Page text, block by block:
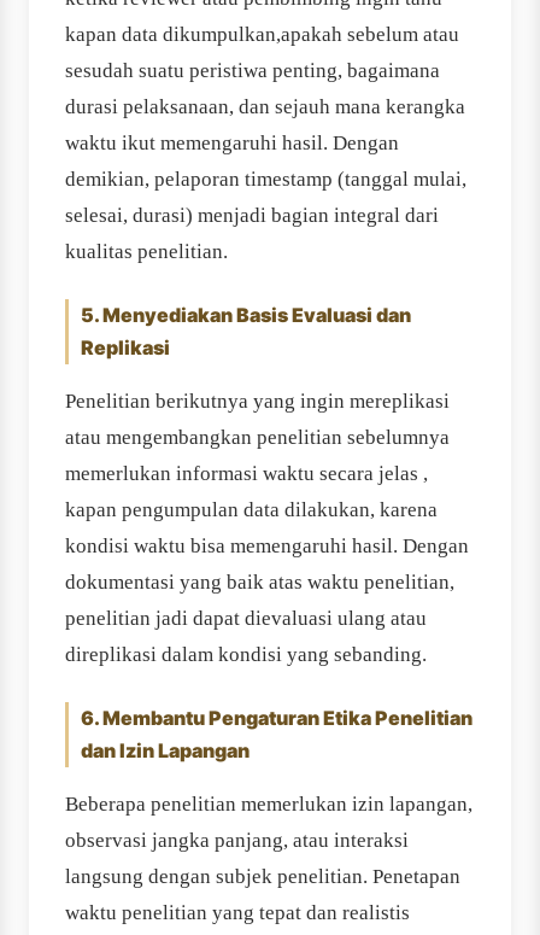
kapan data dikumpulkan,apakah sebelum atau
sesudah suatu peristiwa penting, bagaimana
durasi pelaksanaan, dan sejauh mana kerangka
waktu ikut memengaruhi hasil. Dengan
demikian, pelaporan timestamp (tanggal mulai,
selesai, durasi) menjadi bagian integral dari
kualitas penelitian.
5. Menyediakan Basis Evaluasi dan
Replikasi
Penelitian berikutnya yang ingin mereplikasi
atau mengembangkan penelitian sebelumnya
memerlukan informasi waktu secara jelas ,
kapan pengumpulan data dilakukan, karena
kondisi waktu bisa memengaruhi hasil. Dengan
dokumentasi yang baik atas waktu penelitian,
penelitian jadi dapat dievaluasi ulang atau
direplikasi dalam kondisi yang sebanding.
6. Membantu Pengaturan Etika Penelitian
dan Izin Lapangan
Beberapa penelitian memerlukan izin lapangan,
observasi jangka panjang, atau interaksi
langsung dengan subjek penelitian. Penetapan
waktu penelitian yang tepat dan realistis